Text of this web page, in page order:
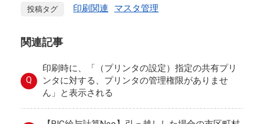
投稿タグ 印刷関連 マスタ管理
関連記事
Q
印刷時に、「（プリンタの設定）指定の共有プリ
ンタに対する、プリンタの管理権限がありませ
ん」と表示される